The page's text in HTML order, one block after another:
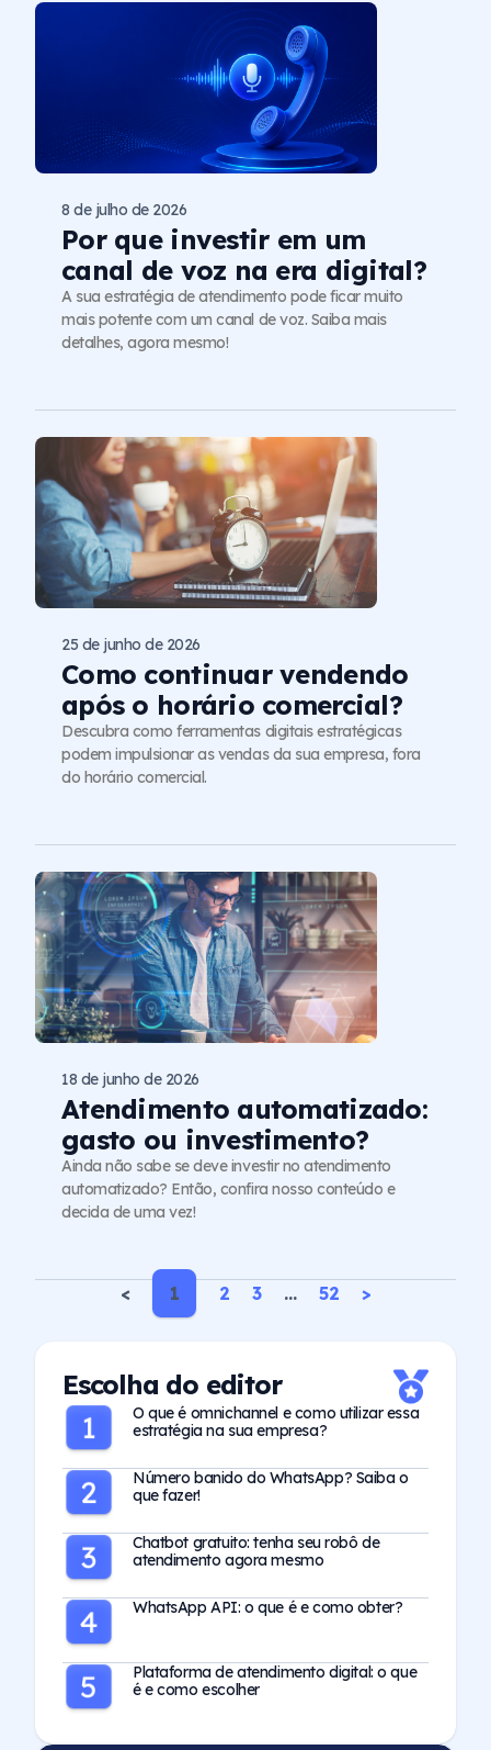
Por que investir em um
canal de voz na era digital?
8 de julho de 2026
A sua estratégia de atendimento pode ficar muito
mais potente com um canal de voz. Saiba mais
detalhes, agora mesmo!
Como continuar vendendo
após o horário comercial?
25 de junho de 2026
Descubra como ferramentas digitais estratégicas
podem impulsionar as vendas da sua empresa, fora
do horário comercial.
Atendimento automatizado:
gasto ou investimento?
18 de junho de 2026
Ainda não sabe se deve investir no atendimento
automatizado? Então, confira nosso conteúdo e
decida de uma vez!
< 1 2 3 … 52 >
Escolha do editor
O que é omnichannel e como utilizar essa
estratégia na sua empresa?
Número banido do WhatsApp? Saiba o
que fazer!
Chatbot gratuito: tenha seu robô de
atendimento agora mesmo
WhatsApp API: o que é e como obter?
Plataforma de atendimento digital: o que
é e como escolher